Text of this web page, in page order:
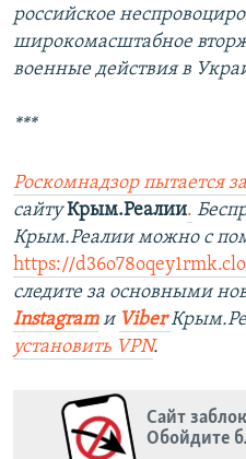
российское
широкомасштабное
военные действия в
***
Роскомнадзор пытается
сайтуКрым.Реалии.
Крым.Реалии можно с
https://
следите за основными
Instagramи Viber
установить VPN.
Сайт
Обойдите